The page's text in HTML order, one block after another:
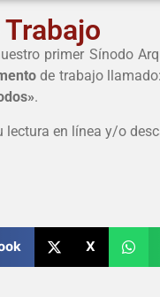
primer Sínodo
de trabajo llamado:
.
en línea y/o
X